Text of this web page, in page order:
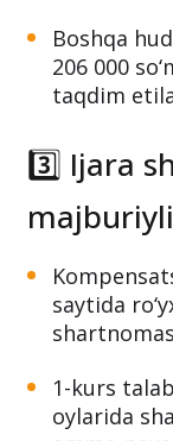
Boshqa
206 000
taqdim
3️⃣ Ijara
saytida
1-kurs
oylarida